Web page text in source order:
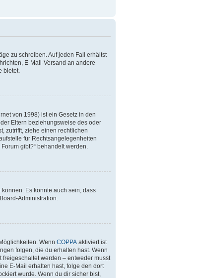
zu schreiben. Auf jeden Fall erhältst
E-Mail-Versand an andere
bietet.
von 1998) ist ein Gesetz in den
Eltern beziehungsweise des oder
zutrifft, ziehe einen rechtlichen
für Rechtsangelegenheiten
gibt?“ behandelt werden.
Es könnte auch sein, dass
Administration.
Wenn COPPA aktiviert ist
folgen, die du erhalten hast. Wenn
werden – entweder musst
E-Mail erhalten hast, folge den dort
wurde. Wenn du dir sicher bist,